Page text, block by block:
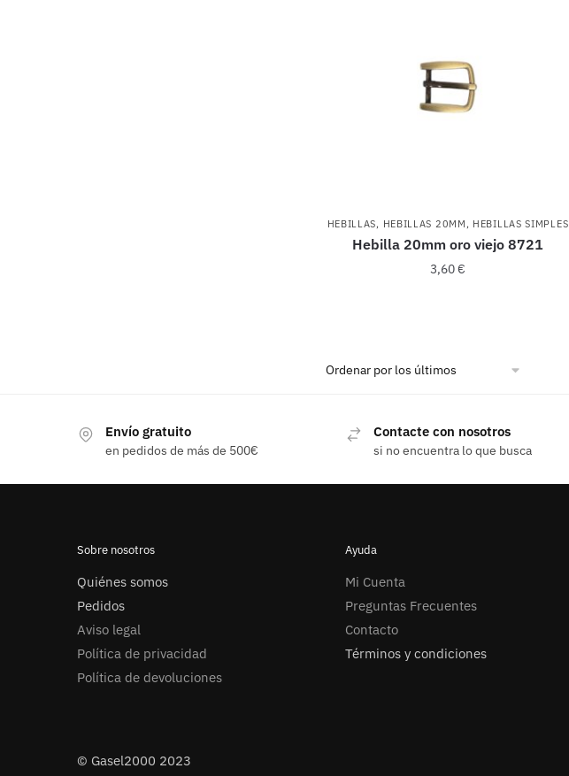
HEBILLAS, HEBILLAS 20MM , HEBILLAS SIMPLES
Hebilla 20mm oro viejo 8721
3,60€
Envío gratuito
en pedidos de más de 500€
Contacte con nosotros
si no encuentra lo que busca
Sobre nosotros
Quiénes somos
Pedidos
Aviso legal
Política de privacidad
Política de devoluciones
Ayuda
Mi Cuenta
Preguntas Frecuentes
Contacto
Términos y condiciones
© Gasel2000 2023